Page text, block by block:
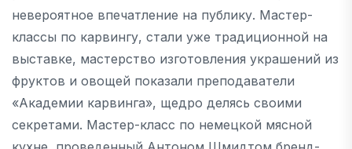
невероятное впечатление на публику. Мастер-
классы по карвингу, стали уже традиционной на
выставке, мастерство изготовления украшений из
фруктов и овощей показали преподаватели
«Академии карвинга», щедро делясь своими
секретами. Мастер-класс по немецкой мясной